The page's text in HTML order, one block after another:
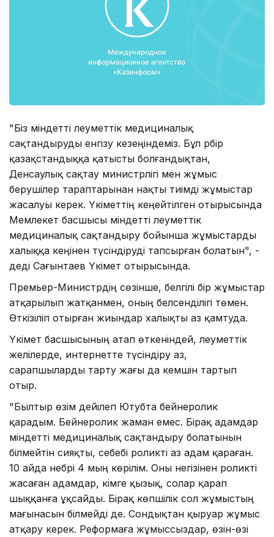
"Біз міндетті әлеуметтік медициналық
сақтандыруды енгізу кезеңіндеміз. Бұл әрбір
қазақстандыққа қатысты болғандықтан,
Денсаулық сақтау министрлігі мен жұмыс
берушілер тараптарынан нақты тиімді жұмыстар
жасалуы керек. Үкіметтің кеңейтілген отырысында
Мемлекет басшысы міндетті әлеуметтік
медициналық сақтандыру бойынша жұмыстарды
xалыққа кеңінен түсіндіруді тапсырған болатын", -
деді Сағынтаев Үкімет отырысында.
Премьер-Министрдің сөзінше, белгілі бір жұмыстар
атқарылып жатқанмен, оның белсенділігі төмен.
Өткізіліп отырған жиындар xалықты аз қамтуда.
Үкімет басшысының атап өткеніндей, әлеуметтік
желілерде, интернетте түсіндіру аз,
сарапшыларды тарту жағы да кемшін тартып
отыр.
"Былтыр өзім әдейілеп Ютубта бейнеролик
қарадым. Бейнеролик жаман емес. Бірақ адамдар
міндетті медициналық сақтандыру болатынын
білмейтін сияқты, себебі роликті аз адам қараған.
10 айда небәрі 4 мың көрілім. Оны негізінен роликті
жасаған адамдар, кімге қызық, солар қарап
шыққанға ұқсайды. Бірақ көпшілік сол жұмыстың
мағынасын білмейді де. Сондықтан қыруар жұмыс
атқару керек. Реформаға жұмыссыздар, өзін-өзі